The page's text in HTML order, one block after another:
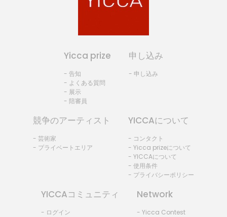
Yicca prize
- 告知
- よくある質問
- 展示
- 陪審員
申し込み
- 申し込み
競争のアーティスト
- 芸術家
- プライベートエリア
YICCAについて
- コンタクト
- Yicca prizeについて
- YICCAについて
- 使用条件
- プライバシーポリシー
YICCAコミュニティ
- ログイン
Network
- Yicca Contest